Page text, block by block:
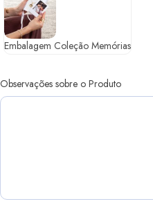
Embalagem Coleção Memórias
Observações sobre o Produto